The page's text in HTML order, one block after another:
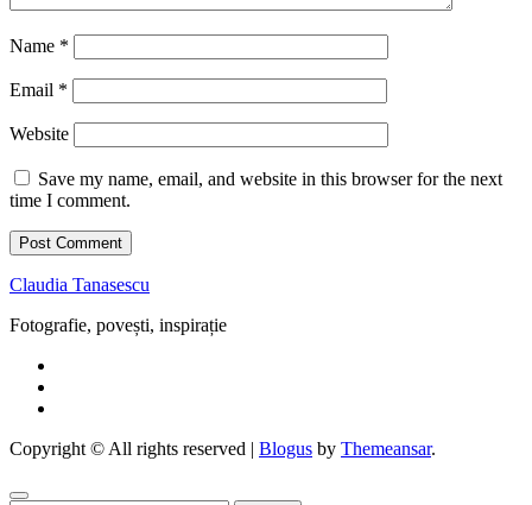
Name *
Email *
Website
Save my name, email, and website in this browser for the next
time I comment.
Claudia Tanasescu
Fotografie, povești, inspirație
Copyright © All rights reserved | Blogus by Themeansar.